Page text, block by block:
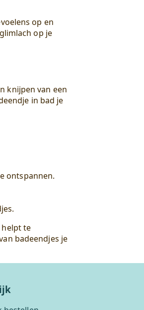
op en
op je
knijpen van een
in bad je
ontspannen.
helpt te
badeendjes je